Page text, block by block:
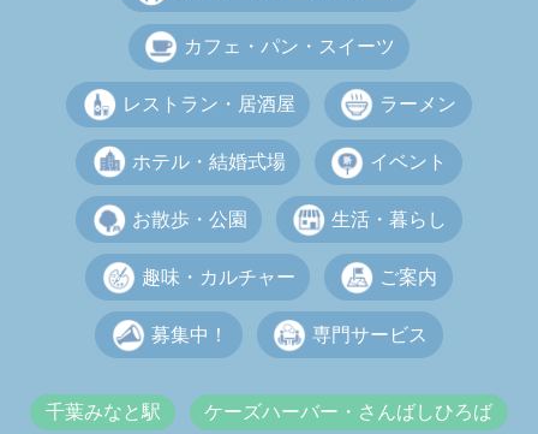
カフェ・パン・スイーツ
レストラン・居酒屋 ラーメン
ホテル・結婚式場 イベント
お散歩・公園 生活・暮らし
趣味・カルチャー ご案内
募集中！ 専門サービス
千葉みなと駅 ケーズハーバー・さんばしひろば